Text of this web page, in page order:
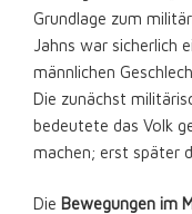
Grundlage zum
Jahns war sicherlich
männlichen
Die zunächst
bedeutete das Volk
machen; erst später
Die Bewegungen im